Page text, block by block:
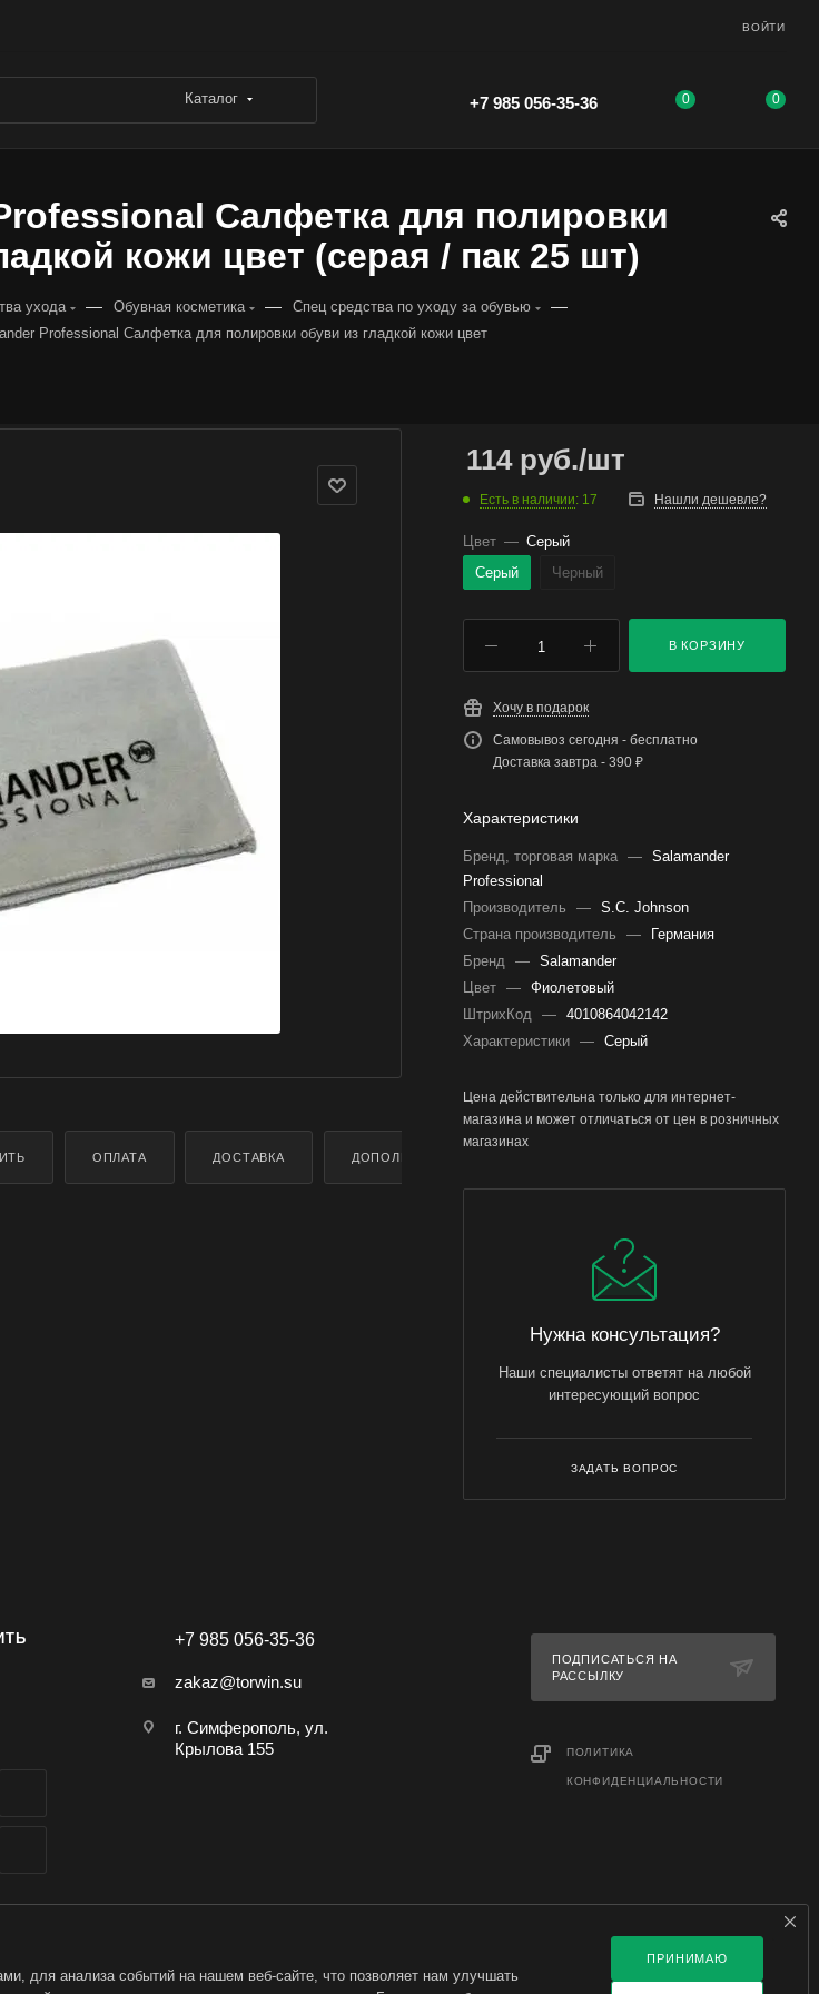
ВОЙТИ
Каталог +7 985 056-35-36 0 0
Салфетка для полировки
кожи цвет (серая / пак 25 шт)
ухода — Обувная косметика — Спец средства по уходу за обувью —
Professional Салфетка для полировки обуви из гладкой кожи цвет
ОПЛАТА ДОСТАВКА ДОПОЛНИТЕЛЬНО
114руб./шт
Есть в наличии: 17 Нашли дешевле?
Цвет — Серый
Серый
Черный
В КОРЗИНУ
Хочу в подарок
Самовывоз сегодня - бесплатно
Доставка завтра - 390 ₽
Характеристики
Бренд, торговая марка — Salamander
Professional
Производитель
— S.C. Johnson
Страна производитель
—
Германия
Бренд — Salamander
Цвет — Фиолетовый
ШтрихКод — 4010864042142
Характеристики — Серый
Цена действительна только для интернет-
магазина и может отличаться от цен в розничных
магазинах
Нужна консультация?
Наши специалисты ответят на любой
интересующий вопрос
ЗАДАТЬ ВОПРОС
+7 985 056-35-36
zakaz@torwin.su
г. Симферополь, ул.
Крылова 155
ПОДПИСАТЬСЯ НА
РАССЫЛКУ
ПОЛИТИКА
КОНФИДЕНЦИАЛЬНОСТИ
для анализа событий на нашем веб-сайте, что позволяет нам улучшать
ПРИНИМАЮ